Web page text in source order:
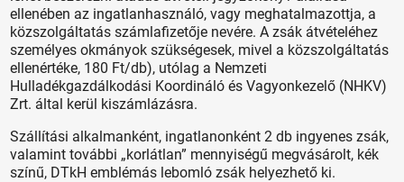
ellenében az ingatlanhasználó, vagy meghatalmazottja, a
közszolgáltatás számlafizetője nevére. A zsák átvételéhez
személyes okmányok szükségesek, mivel a közszolgáltatás
ellenértéke, 180 Ft/db), utólag a Nemzeti
Hulladékgazdálkodási Koordináló és Vagyonkezelő (NHKV)
Zrt. által kerül kiszámlázásra.
Szállítási alkalmanként, ingatlanonként 2 db ingyenes zsák,
valamint további „korlátlan” mennyiségű megvásárolt, kék
színű, DTkH emblémás lebomló zsák helyezhető ki.